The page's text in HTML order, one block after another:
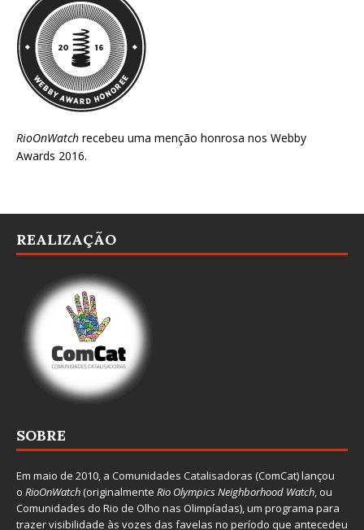
RioOnWatch recebeu uma menção honrosa nos Webby
Awards 2016.
REALIZAÇÃO
SOBRE
Em maio de 2010, a Comunidades Catalisadoras (ComCat) lançou
o RioOnWatch(originalmente Rio Olympics Neighborhood Watch, ou
Comunidades do Rio de Olho nas Olimpíadas), um programa para
trazer visibilidade às vozes das favelas no período que antecedeu